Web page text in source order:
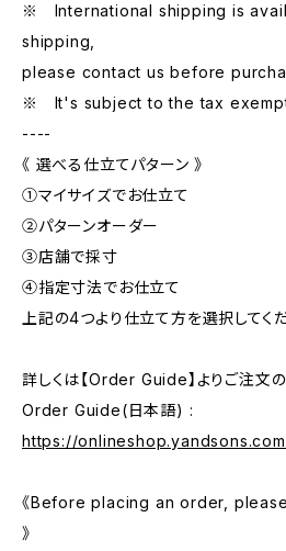
※ International shipping is
shipping,
please contact us before
※ It's subject to the tax
----
《 選べる仕立てパターン 》
①マイサイズでお仕立て
②パターンオーダー
③店舗で採寸
➃指定寸法でお仕立て
上記の4つより仕立て方を選択してくだ
詳しくは【Order Guide】よりご注文
Order Guide(日本語) :
https://
《Before placing an order,
》